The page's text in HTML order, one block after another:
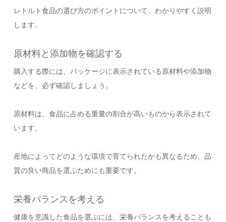
レトルト食品の選び方のポイントについて、わかりやすく説明
します。
原材料と添加物を確認する
購入する際には、パッケージに表示されている原材料や添加物
などを、必ず確認しましょう。
原材料は、食品に占める重量の割合が高いものから表示されて
います。
産地によってどのような環境で育てられたかも異なるため、品
質の良い商品を選ぶためにも重要です。
栄養バランスを考える
健康を意識した食品を選ぶには、栄養バランスを考えることも